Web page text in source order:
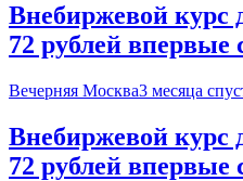
Внебиржевой курс
72 рублей впервые
Вечерняя Москва3 месяца
Внебиржевой курс
72 рублей впервые